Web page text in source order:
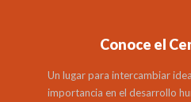
Conoce el
Un lugar para intercambiar
importancia en el desarrollo